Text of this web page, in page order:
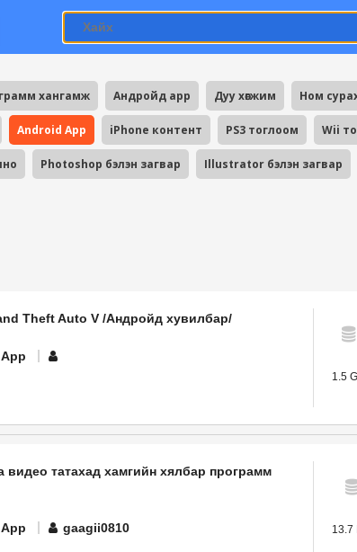
хангамж Андройд app Дуу хөгжим Ном
Android App iPhone контент PS3 тоглоом Wii
Photoshop бэлэн загвар Illustrator бэлэн загвар
Theft Auto V /Андройд хувилбар/
1.5
видео татахад хамгийн хялбар программ
gaagii0810 13.7